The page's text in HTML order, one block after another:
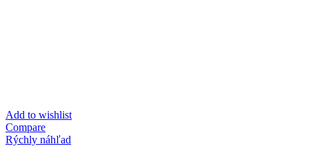
Add to wishlist
Compare
Rýchly náhľad